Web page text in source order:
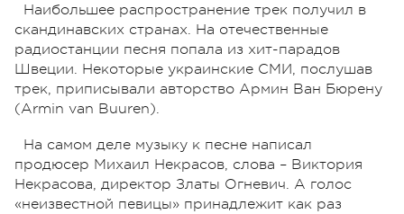
Наибольшее распространение трек получил в
скандинавских странах. На отечественные
радиостанции песня попала из хит-парадов
Швеции. Некоторые украинские СМИ, послушав
трек, приписывали авторство Армин Ван Бюрену
(Armin van Buuren).
На самом деле музыку к песне написал
продюсер Михаил Некрасов, слова – Виктория
Некрасова, директор Златы Огневич. А голос
«неизвестной певицы» принадлежит как раз